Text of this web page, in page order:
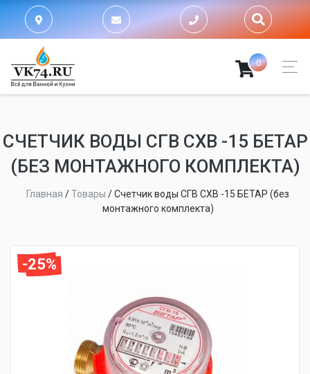
0
СЧЕТЧИК ВОДЫ СГВ СХВ -15 БЕТАР
(БЕЗ МОНТАЖНОГО КОМПЛЕКТА)
Главная /Товары /Счетчик воды СГВ СХВ -15 БЕТАР (без
монтажного комплекта)
-25%